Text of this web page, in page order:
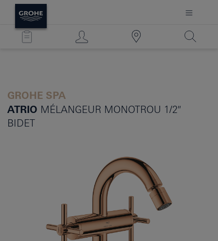
GROHE SPA
ATRIO MÉLANGEUR MONOTROU 1/2″
BIDET